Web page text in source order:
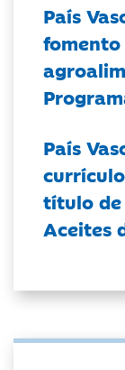
País
País
título de
Aceites